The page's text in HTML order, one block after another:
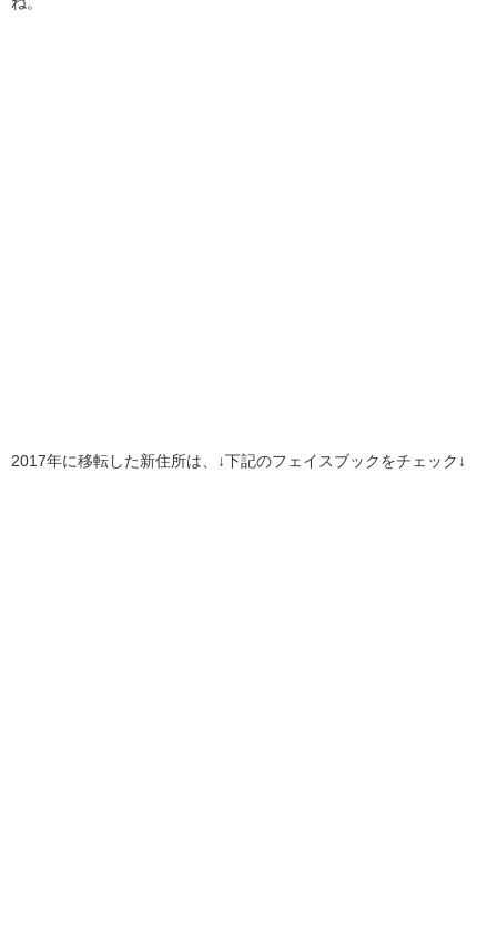
2017年に移転した新住所は、↓下記のフェイスブックをチェック↓